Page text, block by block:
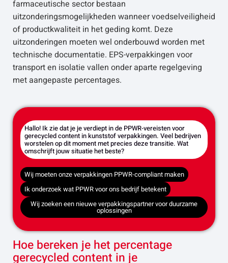
farmaceutische sector bestaan
uitzonderingsmogelijkheden wanneer voedselveiligheid
of productkwaliteit in het geding komt. Deze
uitzonderingen moeten wel onderbouwd worden met
technische documentatie. EPS-verpakkingen voor
transport en isolatie vallen onder aparte regelgeving
met aangepaste percentages.
Hallo! Ik zie dat je je verdiept in de PPWR-vereisten voor
gerecycled content in kunststof verpakkingen. Veel bedrijven
worstelen op dit moment met precies deze transitie. Wat
omschrijft jouw situatie het beste?
Wij moeten onze verpakkingen PPWR-compliant maken
Ik onderzoek wat PPWR voor ons bedrijf betekent
Wij zoeken een nieuwe verpakkingspartner voor duurzame
oplossingen
Hoe bereken je het percentage
gerecycled content in je